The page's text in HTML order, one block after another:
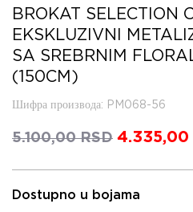
BROKAT SELECTION
EKSKLUZIVNI
SA SREBRNIM
(150CM)
Шифра производа: PM068-56
5.100,00RSD Оригинална
је
била:
4.335,00
Dostupno u bojama